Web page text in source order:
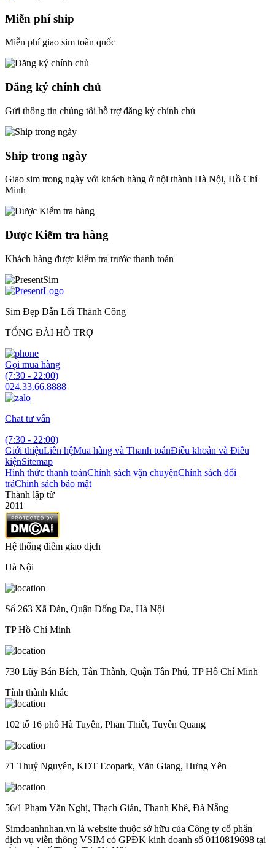
Miễn phí ship
Miễn phí giao sim toàn quốc
Đăng ký chính chủ
Gửi thông tin chúng tôi hỗ trợ đăng ký chính chủ
Ship trong ngày
Giao sim trong ngày với khách hàng ở nội thành Hà Nội, Hồ Chí
Minh
Được Kiểm tra hàng
Khách hàng được kiểm tra trước thanh toán
Sim Đẹp Dẫn Lối Thành Công
TỔNG ĐÀI HỖ TRỢ
Gọi mua hàng
(7:30 - 22:00)
024.33.66.8888
Chat tư vấn
(7:30 - 22:00)
Giới thiệuLiên hệMua hàng và Thanh toánĐiều khoản và Điều
kiệnSitemap
Hình thức thanh toánChính sách vận chuyệnChính sách đổi
trảChính sách bảo mật
Thành lập từ
2011
Hệ thống điểm giao dịch
Hà Nội
Số 263 Xã Đàn, Quận Đống Đa, Hà Nội
TP Hồ Chí Minh
730 Lũy Bán Bích, Tân Thành, Quận Tân Phú, TP Hồ Chí Minh
Tỉnh thành khác
102 tổ 16 phố Hà Tuyên, Phan Thiết, Tuyên Quang
71 Thuỷ Nguyên, KĐT Ecopark, Văn Giang, Hưng Yên
56/1 Phạm Văn Nghị, Thạch Gián, Thanh Khê, Đà Nẵng
Simdoanhnhan.vn là website thuộc sở hữu của Công ty cổ phẩn
dịch vụ viễn thông VSIM có GPĐK kinh doanh số 0110819698 tại